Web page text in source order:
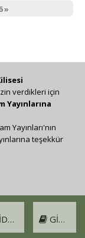
»
GIRIŞ
verdikleri için
Yayınlarına
Yayınları'nın
teşekkür